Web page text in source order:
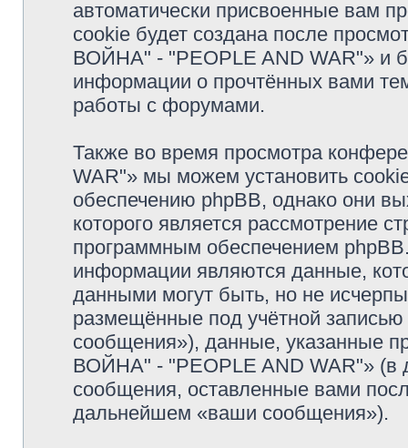
автоматически присвоенные вам
cookie будет создана после
ВОЙНА" - "PEOPLE AND WAR"» и
информации о прочтённых вами
работы с форумами.
Также во время просмотра
WAR"» мы можем установить
обеспечению phpBB, однако они
которого является рассмотрение
программным обеспечением
информации являются данные,
данными могут быть, но не
размещённые под учётной
сообщения»), данные, указанные
ВОЙНА" - "PEOPLE AND WAR"» (в
сообщения, оставленные вами
дальнейшем «ваши сообщения»).